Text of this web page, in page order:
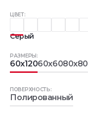
ЦВЕТ:
Серый
РАЗМЕРЫ:
60x12060x6080x80
ПОВЕРХНОСТЬ:
Полированный